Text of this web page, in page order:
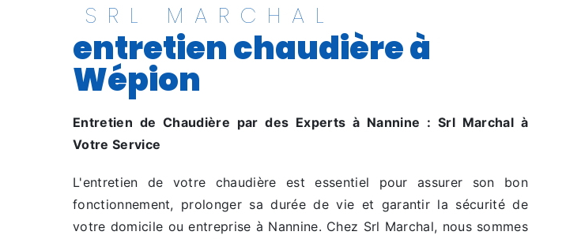
SRL MARCHAL
entretien chaudière à
Wépion
Entretien de Chaudière par des Experts à Nannine : Srl Marchal à
Votre Service
L'entretien de votre chaudière est essentiel pour assurer son bon
fonctionnement, prolonger sa durée de vie et garantir la sécurité de
votre domicile ou entreprise à Nannine. Chez Srl Marchal, nous sommes